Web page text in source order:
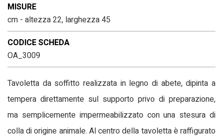
MISURE
cm - altezza 22, larghezza 45
CODICE SCHEDA
OA_3009
Tavoletta da soffitto realizzata in legno di abete, dipinta a
tempera direttamente sul supporto privo di preparazione,
ma semplicemente impermeabilizzato con una stesura di
colla di origine animale. Al centro della tavoletta è raffigurato